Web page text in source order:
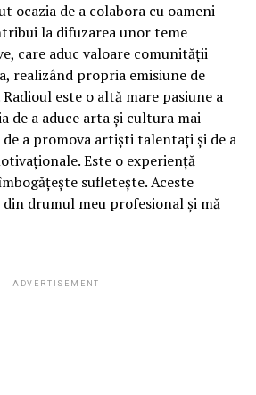
ocazia de a colabora cu oameni
la difuzarea unor teme
care aduc valoare comunității
realizând propria emisiune de
este o altă mare pasiune a
de a aduce arta și cultura mai
de a promova artiști talentați și de a
Este o experiență
sufletește. Aceste
drumul meu profesional și mă
ADVERTISEMENT